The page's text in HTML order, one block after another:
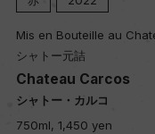
色
赤
Mis en Bouteille au
シャトー元詰
Chateau Carcos
シャトー・カルコ
750ml, 1,450 yen